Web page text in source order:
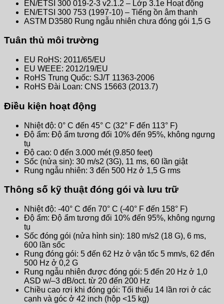
EN/ETSI 300 019-2-3 v2.1.2 – Lớp 3.1e Hoạt động
EN/ETSI 300 753 (1997-10) – Tiếng ồn âm thanh
ASTM D3580 Rung ngẫu nhiên chưa đóng gói 1,5 G
Tuân thủ môi trường
EU RoHS: 2011/65/EU
EU WEEE: 2012/19/EU
RoHS Trung Quốc: SJ/T 11363-2006
RoHS Đài Loan: CNS 15663 (2013.7)
Điều kiện hoạt động
Nhiệt độ: 0° C đến 45° C (32° F đến 113° F)
Độ ẩm: Độ ẩm tương đối 10% đến 95%, không ngưng
tụ
Độ cao: 0 đến 3.000 mét (9.850 feet)
Sốc (nửa sin): 30 m/s2 (3G), 11 ms, 60 lần giật
Rung ngẫu nhiên: 3 đến 500 Hz ở 1,5 G rms
Thông số kỹ thuật đóng gói và lưu trữ
Nhiệt độ: -40° C đến 70° C (-40° F đến 158° F)
Độ ẩm: Độ ẩm tương đối 10% đến 95%, không ngưng
tụ
Sốc đóng gói (nửa hình sin): 180 m/s2 (18 G), 6 ms,
600 lần sốc
Rung đóng gói: 5 đến 62 Hz ở vận tốc 5 mm/s, 62 đến
500 Hz ở 0,2 G
Rung ngẫu nhiên được đóng gói: 5 đến 20 Hz ở 1,0
ASD w/–3 dB/oct. từ 20 đến 200 Hz
Chiều cao rơi khi đóng gói: Tối thiểu 14 lần rơi ở các
cạnh và góc ở 42 inch (hộp <15 kg)